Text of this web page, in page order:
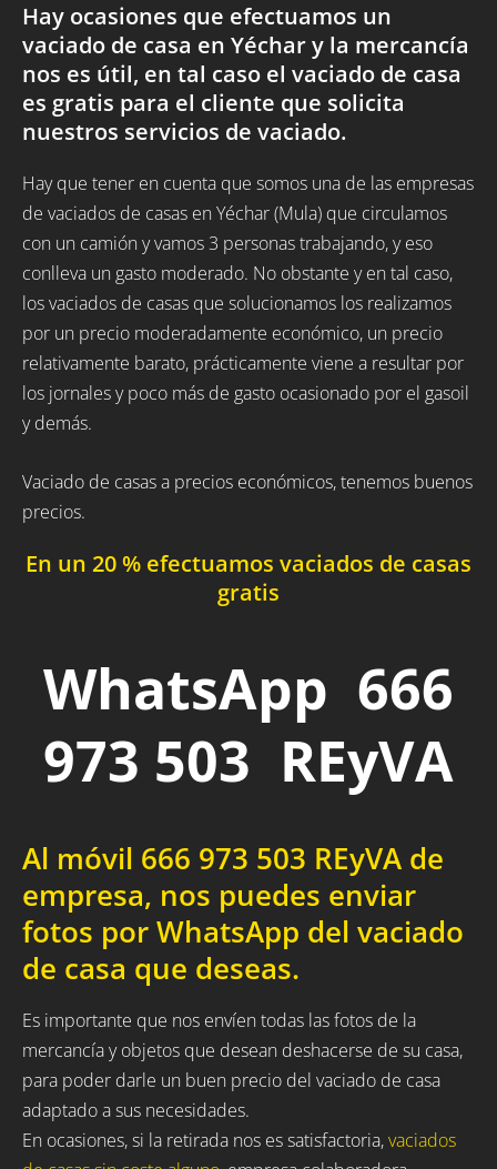
Hay ocasiones que efectuamos un
vaciado de casa en Yéchar y la mercancía
nos es útil, en tal caso el vaciado de casa
es gratis para el cliente que solicita
nuestros servicios de vaciado.
Hay que tener en cuenta que somos una de las empresas
de vaciados de casas en Yéchar (Mula) que circulamos
con un camión y vamos 3 personas trabajando, y eso
conlleva un gasto moderado. No obstante y en tal caso,
los vaciados de casas que solucionamos los realizamos
por un precio moderadamente económico, un precio
relativamente barato, prácticamente viene a resultar por
los jornales y poco más de gasto ocasionado por el gasoil
y demás.
Vaciado de casas a precios económicos, tenemos buenos
precios.
En un 20 % efectuamos vaciados de casas
gratis
WhatsApp 666
973 503 REyVA
Al móvil 666 973 503 REyVA de
empresa, nos puedes enviar
fotos por WhatsApp del vaciado
de casa que deseas.
Es importante que nos envíen todas las fotos de la
mercancía y objetos que desean deshacerse de su casa,
para poder darle un buen precio del vaciado de casa
adaptado a sus necesidades.
En ocasiones, si la retirada nos es satisfactoria,vaciados